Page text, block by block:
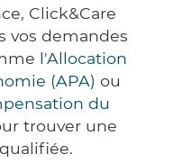
Click&Care
vos demandes
l'Allocation
(APA) ou
du
trouver une